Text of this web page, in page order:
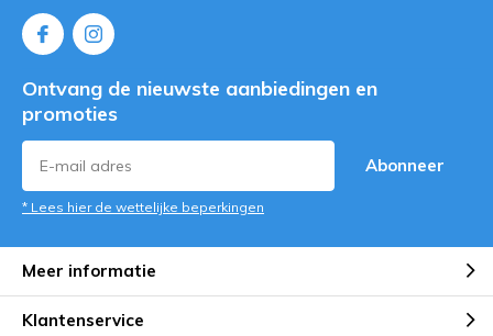
Ontvang de nieuwste aanbiedingen en
promoties
Abonneer
* Lees hier de wettelijke beperkingen
Meer informatie
Klantenservice